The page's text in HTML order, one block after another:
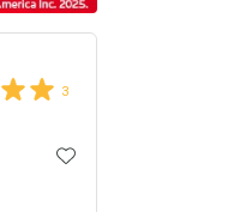
3
ADICIONAR AOS